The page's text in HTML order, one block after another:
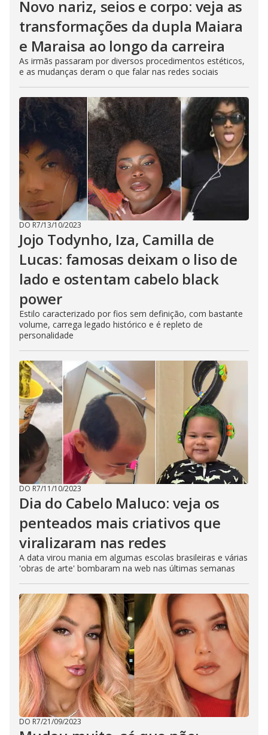
Novo nariz, seios e corpo: veja as
transformações da dupla Maiara
e Maraisa ao longo da carreira
As irmãs passaram por diversos procedimentos estéticos,
e as mudanças deram o que falar nas redes sociais
DO R7/13/10/2023
Jojo Todynho, Iza, Camilla de
Lucas: famosas deixam o liso de
lado e ostentam cabelo black
power
Estilo caracterizado por fios sem definição, com bastante
volume, carrega legado histórico e é repleto de
personalidade
DO R7/11/10/2023
Dia do Cabelo Maluco: veja os
penteados mais criativos que
viralizaram nas redes
A data virou mania em algumas escolas brasileiras e várias
'obras de arte' bombaram na web nas últimas semanas
DO R7/21/09/2023